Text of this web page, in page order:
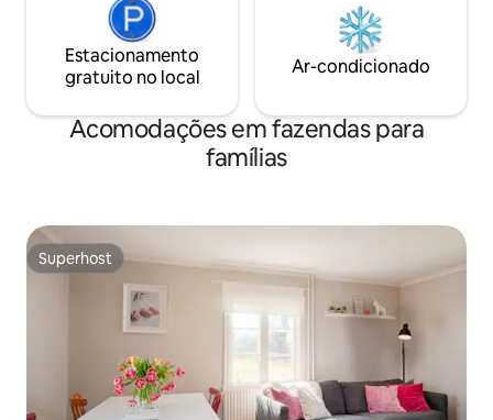
Estacionamento
gratuito no local
Ar-condicionado
Acomodações em fazendas para
famílias
Superhost
Superhost